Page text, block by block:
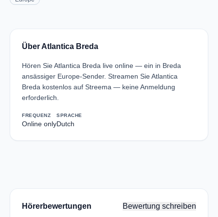
Über Atlantica Breda
Hören Sie Atlantica Breda live online — ein in Breda
ansässiger Europe-Sender. Streamen Sie Atlantica
Breda kostenlos auf Streema — keine Anmeldung
erforderlich.
FREQUENZ
Online only
SPRACHE
Dutch
Hörerbewertungen Bewertung schreiben